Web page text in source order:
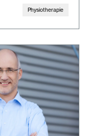
Physiotherapie